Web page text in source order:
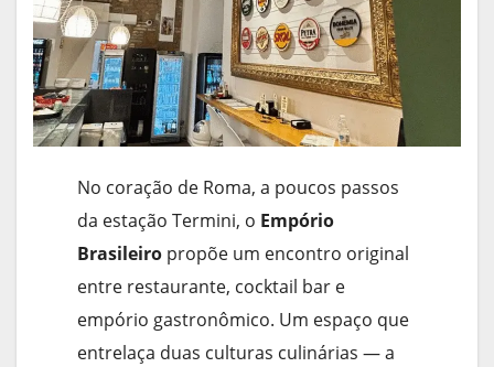
No coração de Roma, a poucos passos
da estação Termini, o Empório
Brasileiro propõe um encontro original
entre restaurante, cocktail bar e
empório gastronômico. Um espaço que
entrelaça duas culturas culinárias — a